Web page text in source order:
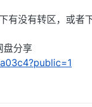
有没有转区，或者
盘分享